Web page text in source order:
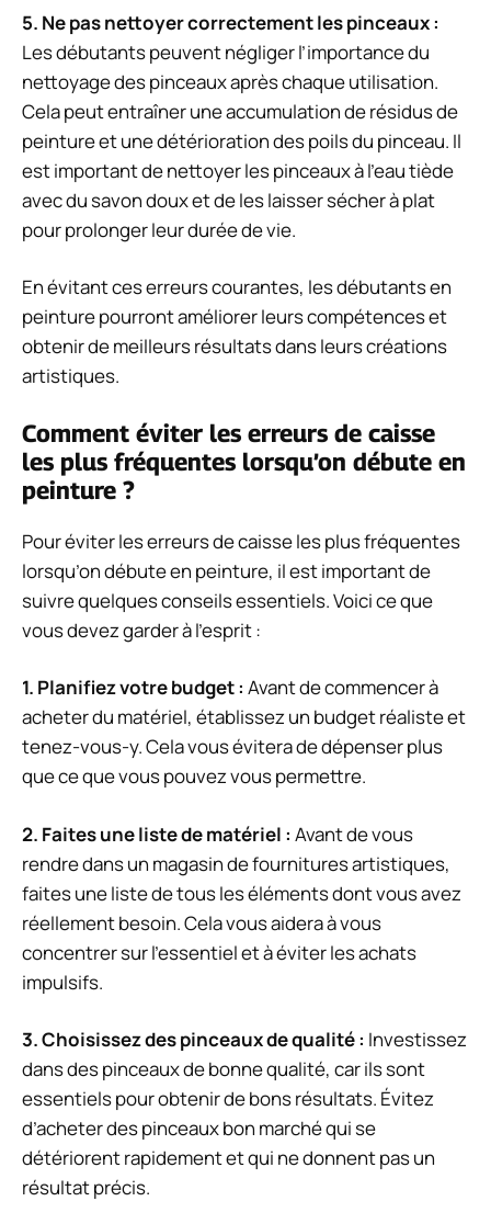
5. Ne pas nettoyer correctement les pinceaux :
Les débutants peuvent négliger l’importance du
nettoyage des pinceaux après chaque utilisation.
Cela peut entraîner une accumulation de résidus de
peinture et une détérioration des poils du pinceau. Il
est important de nettoyer les pinceaux à l’eau tiède
avec du savon doux et de les laisser sécher à plat
pour prolonger leur durée de vie.
En évitant ces erreurs courantes, les débutants en
peinture pourront améliorer leurs compétences et
obtenir de meilleurs résultats dans leurs créations
artistiques.
Comment éviter les erreurs de caisse
les plus fréquentes lorsqu’on débute en
peinture ?
Pour éviter les erreurs de caisse les plus fréquentes
lorsqu’on débute en peinture, il est important de
suivre quelques conseils essentiels. Voici ce que
vous devez garder à l’esprit :
1. Planifiez votre budget: Avant de commencer à
acheter du matériel, établissez un budget réaliste et
tenez-vous-y. Cela vous évitera de dépenser plus
que ce que vous pouvez vous permettre.
2. Faites une liste de matériel : Avant de vous
rendre dans un magasin de fournitures artistiques,
faites une liste de tous les éléments dont vous avez
réellement besoin. Cela vous aidera à vous
concentrer sur l’essentiel et à éviter les achats
impulsifs.
3.Choisissez des pinceaux de qualité: Investissez
dans des pinceaux de bonne qualité, car ils sont
essentiels pour obtenir de bons résultats. Évitez
d’acheter des pinceaux bon marché qui se
détériorent rapidement et qui ne donnent pas un
résultat précis.